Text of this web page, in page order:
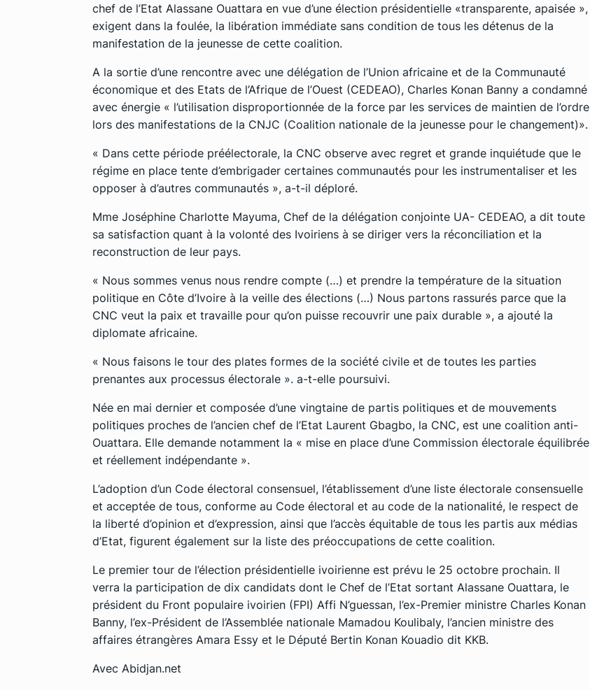
chef de l’Etat Alassane Ouattara en vue d’une élection présidentielle «transparente, apaisée »,
exigent dans la foulée, la libération immédiate sans condition de tous les détenus de la
manifestation de la jeunesse de cette coalition.
A la sortie d’une rencontre avec une délégation de l’Union africaine et de la Communauté
économique et des Etats de l’Afrique de l’Ouest (CEDEAO), Charles Konan Banny a condamné
avec énergie « l’utilisation disproportionnée de la force par les services de maintien de l’ordre
lors des manifestations de la CNJC (Coalition nationale de la jeunesse pour le changement)».
« Dans cette période préélectorale, la CNC observe avec regret et grande inquiétude que le
régime en place tente d’embrigader certaines communautés pour les instrumentaliser et les
opposer à d’autres communautés », a-t-il déploré.
Mme Joséphine Charlotte Mayuma, Chef de la délégation conjointe UA- CEDEAO, a dit toute
sa satisfaction quant à la volonté des Ivoiriens à se diriger vers la réconciliation et la
reconstruction de leur pays.
« Nous sommes venus nous rendre compte (…) et prendre la température de la situation
politique en Côte d’Ivoire à la veille des élections (…) Nous partons rassurés parce que la
CNC veut la paix et travaille pour qu’on puisse recouvrir une paix durable », a ajouté la
diplomate africaine.
« Nous faisons le tour des plates formes de la société civile et de toutes les parties
prenantes aux processus électorale ». a-t-elle poursuivi.
Née en mai dernier et composée d’une vingtaine de partis politiques et de mouvements
politiques proches de l’ancien chef de l’Etat Laurent Gbagbo, la CNC, est une coalition anti-
Ouattara. Elle demande notamment la « mise en place d’une Commission électorale équilibrée
et réellement indépendante ».
L’adoption d’un Code électoral consensuel, l’établissement d’une liste électorale consensuelle
et acceptée de tous, conforme au Code électoral et au code de la nationalité, le respect de
la liberté d’opinion et d’expression, ainsi que l’accès équitable de tous les partis aux médias
d’Etat, figurent également sur la liste des préoccupations de cette coalition.
Le premier tour de l’élection présidentielle ivoirienne est prévu le 25 octobre prochain. Il
verra la participation de dix candidats dont le Chef de l’Etat sortant Alassane Ouattara, le
président du Front populaire ivoirien (FPI) Affi N’guessan, l’ex-Premier ministre Charles Konan
Banny, l’ex-Président de l’Assemblée nationale Mamadou Koulibaly, l’ancien ministre des
affaires étrangères Amara Essy et le Député Bertin Konan Kouadio dit KKB.
Avec Abidjan.net